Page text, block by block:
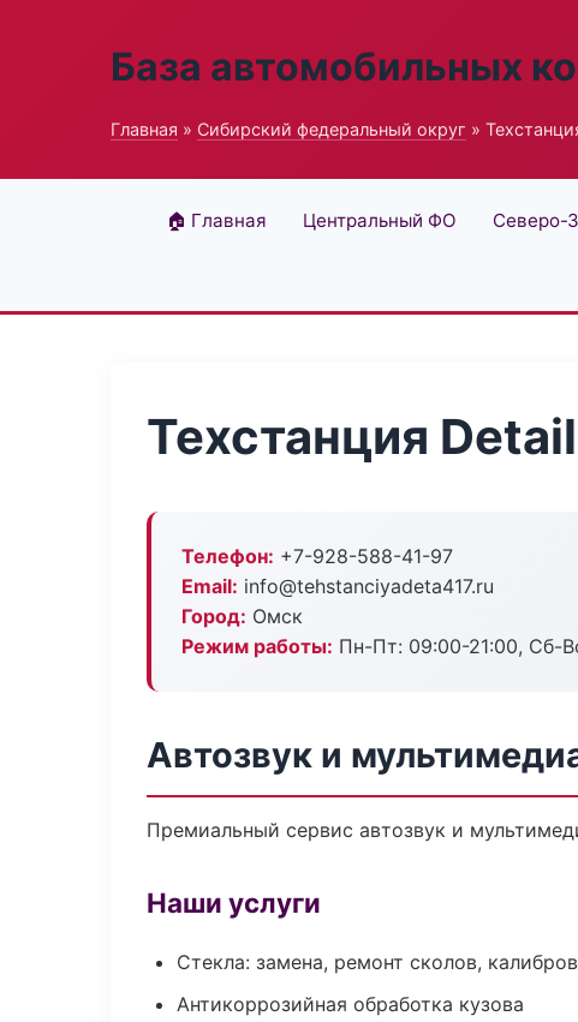
База автомобильных
Главная » Сибирский федеральный округ »
🏠 Главная Центральный ФО Северо-
Техстанция
Телефон: +7-928-588-41-97
Email: info@tehstanciyadeta417.ru
Город: Омск
Режим работы: Пн-Пт: 09:00-21:00, Сб-
Автозвук и
Премиальный сервис автозвук и
Наши услуги
Стекла: замена, ремонт сколов,
Антикоррозийная обработка кузова